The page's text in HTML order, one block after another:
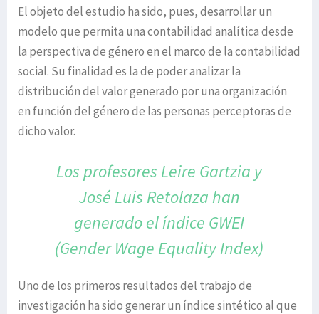
El objeto del estudio ha sido, pues, desarrollar un
modelo que permita una contabilidad analítica desde
la perspectiva de género en el marco de la contabilidad
social. Su finalidad es la de poder analizar la
distribución del valor generado por una organización
en función del género de las personas perceptoras de
dicho valor.
Los profesores Leire Gartzia y
José Luis Retolaza han
generado el índice GWEI
(Gender Wage Equality Index)
Uno de los primeros resultados del trabajo de
investigación ha sido generar un índice sintético al que